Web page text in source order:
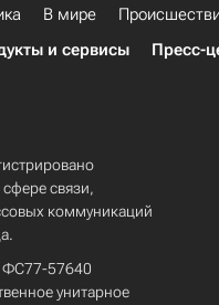
В мире
и сервисы Пресс-
связи,
коммуникаций
ФС77-57640
унитарное